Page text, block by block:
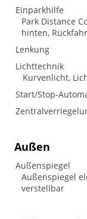
Einparkhilfe
Park Distance
hinten,
Lenkung
Lichttechnik
Kurvenlicht,
Start/Stop-
Außen
Außenspiegel
Außenspiegel
verstellbar